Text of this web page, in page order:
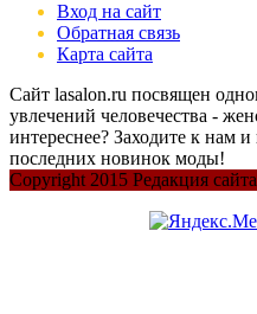
Вход на сайт
Обратная связь
Карта сайта
Сайт lasalon.ru посвящен
увлечений человечества -
интереснее? Заходите к нам и
последних новинок моды!
Copyright 2015 Редакция сайта